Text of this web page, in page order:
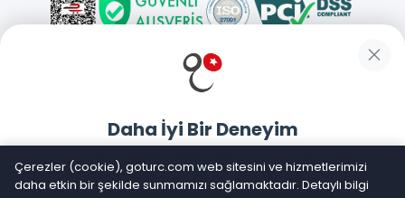
Sosyal Medya
Mobil Uygulamalarımız
Daha İyi Bir Deneyim
Goturc mobil uygulamasıyla daha hızlı ve kolay alışveriş
yapın
Çerezler (cookie), goturc.com web sitesini ve hizmetlerimizi
daha etkin bir şekilde sunmamızı sağlamaktadır. Detaylı bilgi